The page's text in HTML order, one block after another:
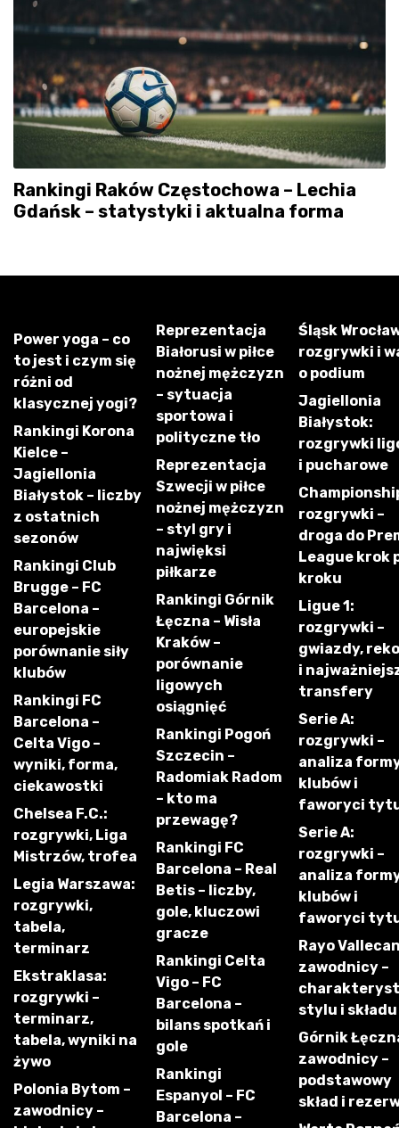
Rankingi Raków Częstochowa – Lechia
Gdańsk – statystyki i aktualna forma
Power yoga – co
to jest i czym się
różni od
klasycznej yogi?
Rankingi Korona
Kielce –
Jagiellonia
Białystok – liczby
z ostatnich
sezonów
Rankingi Club
Brugge – FC
Barcelona –
europejskie
porównanie siły
klubów
Rankingi FC
Barcelona –
Celta Vigo –
wyniki, forma,
ciekawostki
Chelsea F.C.:
rozgrywki, Liga
Mistrzów, trofea
Legia Warszawa:
rozgrywki,
tabela,
terminarz
Ekstraklasa:
rozgrywki –
terminarz,
tabela, wyniki na
żywo
Polonia Bytom –
zawodnicy –
Reprezentacja
Białorusi w piłce
nożnej mężczyzn
– sytuacja
sportowa i
polityczne tło
Reprezentacja
Szwecji w piłce
nożnej mężczyzn
– styl gry i
najwięksi
piłkarze
Rankingi Górnik
Łęczna – Wisła
Kraków –
porównanie
ligowych
osiągnięć
Rankingi Pogoń
Szczecin –
Radomiak Radom
– kto ma
przewagę?
Rankingi FC
Barcelona – Real
Betis – liczby,
gole, kluczowi
gracze
Rankingi Celta
Vigo – FC
Barcelona –
bilans spotkań i
gole
Rankingi
Espanyol – FC
Barcelona –
Śląsk
rozgrywki i
o podium
Jagiellonia
Białystok:
rozgrywki
i pucharowe
rozgrywki –
droga do
League krok
kroku
Ligue 1:
rozgrywki –
gwiazdy,
i
transfery
Serie A:
rozgrywki –
analiza
klubów i
faworyci
Serie A:
rozgrywki –
analiza
klubów i
faworyci
Rayo
zawodnicy –
stylu i składu
Górnik
zawodnicy –
podstawowy
skład i